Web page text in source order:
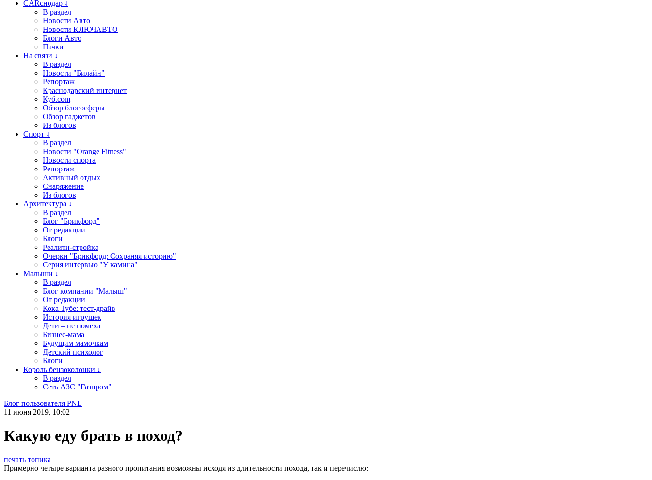
CARснодар ↓
В раздел
Новости Авто
Новости КЛЮЧАВТО
Блоги Авто
Пачки
На связи ↓
В раздел
Новости "Билайн"
Репортаж
Краснодарский интернет
Куб.com
Обзор блогосферы
Обзор гаджетов
Из блогов
Спорт ↓
В раздел
Новости "Orange Fitness"
Новости спорта
Репортаж
Активный отдых
Снаряжение
Из блогов
Архитектура ↓
В раздел
Блог "Брикфорд"
От редакции
Блоги
Реалити-стройка
Очерки "Брикфорд: Сохраняя историю"
Серия интервью "У камина"
Малыши ↓
В раздел
Блог компании "Малыш"
От редакции
Кока Тубе: тест-драйв
История игрушек
Дети – не помеха
Бизнес-мама
Будущим мамочкам
Детский психолог
Блоги
Король бензоколонки ↓
В раздел
Сеть АЗС "Газпром"
Блог пользователя PNL
11 июня 2019, 10:02
Какую еду брать в поход?
печать топика
Примерно четыре варианта разного пропитания возможны исходя из длительности похода, так и перечислю: